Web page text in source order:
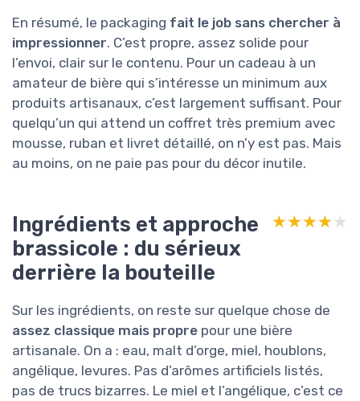
En résumé, le packaging fait le job sans chercher à
impressionner. C’est propre, assez solide pour
l’envoi, clair sur le contenu. Pour un cadeau à un
amateur de bière qui s’intéresse un minimum aux
produits artisanaux, c’est largement suffisant. Pour
quelqu’un qui attend un coffret très premium avec
mousse, ruban et livret détaillé, on n’y est pas. Mais
au moins, on ne paie pas pour du décor inutile.
Ingrédients et approche
brassicole : du sérieux
derrière la bouteille
★★★★★
★★★★★
Sur les ingrédients, on reste sur quelque chose de
assez classique mais propre pour une bière
artisanale. On a : eau, malt d’orge, miel, houblons,
angélique, levures. Pas d’arômes artificiels listés,
pas de trucs bizarres. Le miel et l’angélique, c’est ce